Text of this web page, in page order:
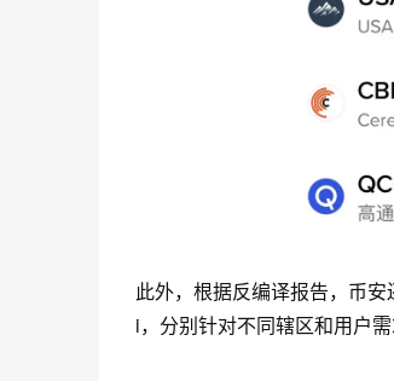
此外，根据反编译报告，币
i，分别针对不同辖区和用户需